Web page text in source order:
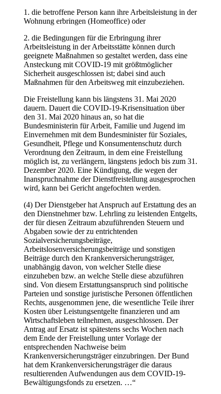
1. die betroffene Person kann ihre Arbeitsleistung in der
Wohnung erbringen (Homeoffice) oder
2. die Bedingungen für die Erbringung ihrer
Arbeitsleistung in der Arbeitsstätte können durch
geeignete Maßnahmen so gestaltet werden, dass eine
Ansteckung mit COVID-19 mit größtmöglicher
Sicherheit ausgeschlossen ist; dabei sind auch
Maßnahmen für den Arbeitsweg mit einzubeziehen.
Die Freistellung kann bis längstens 31. Mai 2020
dauern. Dauert die COVID-19-Krisensituation über
den 31. Mai 2020 hinaus an, so hat die
Bundesministerin für Arbeit, Familie und Jugend im
Einvernehmen mit dem Bundesminister für Soziales,
Gesundheit, Pflege und Konsumentenschutz durch
Verordnung den Zeitraum, in dem eine Freistellung
möglich ist, zu verlängern, längstens jedoch bis zum 31.
Dezember 2020. Eine Kündigung, die wegen der
Inanspruchnahme der Dienstfreistellung ausgesprochen
wird, kann bei Gericht angefochten werden.
(4) Der Dienstgeber hat Anspruch auf Erstattung des an
den Dienstnehmer bzw. Lehrling zu leistenden Entgelts,
der für diesen Zeitraum abzuführenden Steuern und
Abgaben sowie der zu entrichtenden
Sozialversicherungsbeiträge,
Arbeitslosenversicherungsbeiträge und sonstigen
Beiträge durch den Krankenversicherungsträger,
unabhängig davon, von welcher Stelle diese
einzuheben bzw. an welche Stelle diese abzuführen
sind. Von diesem Erstattungsanspruch sind politische
Parteien und sonstige juristische Personen öffentlichen
Rechts, ausgenommen jene, die wesentliche Teile ihrer
Kosten über Leistungsentgelte finanzieren und am
Wirtschaftsleben teilnehmen, ausgeschlossen. Der
Antrag auf Ersatz ist spätestens sechs Wochen nach
dem Ende der Freistellung unter Vorlage der
entsprechenden Nachweise beim
Krankenversicherungsträger einzubringen. Der Bund
hat dem Krankenversicherungsträger die daraus
resultierenden Aufwendungen aus dem COVID-19-
Bewältigungsfonds zu ersetzen. …“